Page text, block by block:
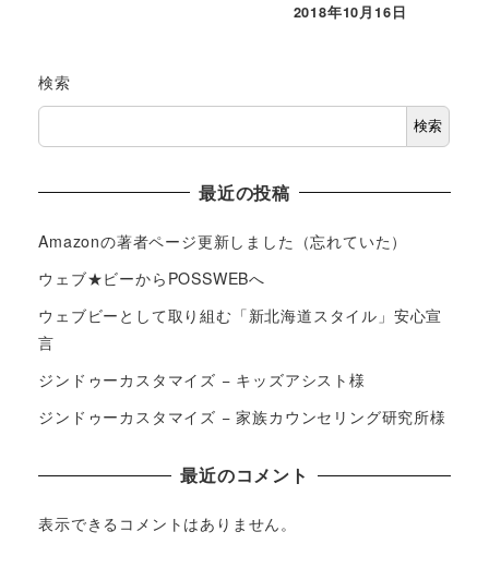
2018年10月16日
検索
検索
最近の投稿
Amazonの著者ページ更新しました（忘れていた）
ウェブ★ビーからPOSSWEBへ
ウェブビーとして取り組む「新北海道スタイル」安心宣
言
ジンドゥーカスタマイズ − キッズアシスト様
ジンドゥーカスタマイズ − 家族カウンセリング研究所様
最近のコメント
表示できるコメントはありません。